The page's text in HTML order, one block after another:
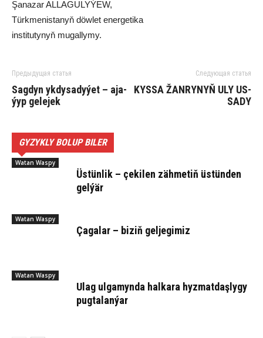
Şa­na­zar AL­LA­GU­LY­ÝEW,
Türk­menistanyň döw­let ener­ge­ti­ka
ins­ti­tu­ty­nyň mu­gal­ly­my.
Предыдущая статья
Sag­dyn yk­dy­sa­dy­ýet – aja­
ýyp ge­le­jek
Следующая статья
KYS­SA ŽAN­RY­NYŇ ULY US­
SA­DY
GYZYKLY BOLUP BILER
Watan Waspy
Üs­tün­lik – çe­ki­len zäh­me­tiň üs­tün­den
gel­ýär
Watan Waspy
Ça­ga­lar – bi­ziň gel­je­gi­miz
Watan Waspy
Ulag ul­ga­myn­da hal­ka­ra hyz­mat­daş­ly­gy
pug­ta­lan­ýar